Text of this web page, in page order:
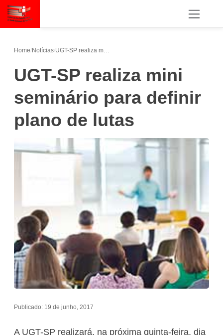
Home/Notícias/
UGT-SP realiza mini
seminário para definir
plano de lutas
Publicado: 19 de junho, 2017
A UGT-SP realizará, na próxima quinta-feira, dia